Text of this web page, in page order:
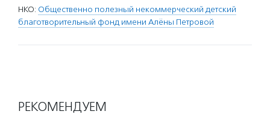
НКО: Общественно полезный некоммерческий детский
благотворительный фонд имени Алёны Петровой
РЕКОМЕНДУЕМ